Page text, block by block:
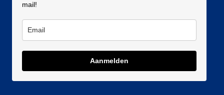
mail!
Aanmelden